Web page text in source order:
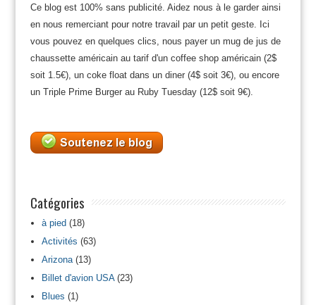
Ce blog est 100% sans publicité. Aidez nous à le garder ainsi
en nous remerciant pour notre travail par un petit geste. Ici
vous pouvez en quelques clics, nous payer un mug de jus de
chaussette américain au tarif d'un coffee shop américain (2$
soit 1.5€), un coke float dans un diner (4$ soit 3€), ou encore
un Triple Prime Burger au Ruby Tuesday (12$ soit 9€).
Catégories
à pied(18)
Activités (63)
Arizona(13)
Billet d'avion USA(23)
Blues (1)